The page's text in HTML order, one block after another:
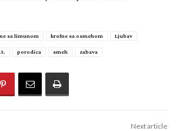
sa limunom krofne sa osmehom Ljubav
porodica smeh zabava
Next article